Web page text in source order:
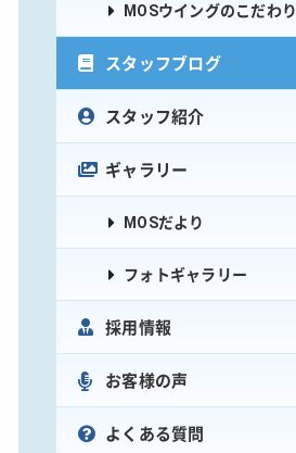
MOSウイングのこだわり
スタッフブログ
スタッフ紹介
ギャラリー
MOSだより
フォトギャラリー
採用情報
お客様の声
よくある質問